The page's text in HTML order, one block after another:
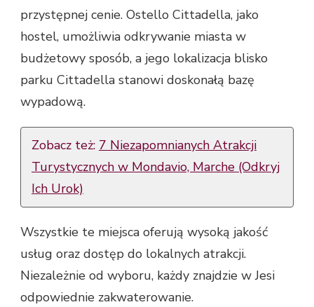
przystępnej cenie. Ostello Cittadella, jako
hostel, umożliwia odkrywanie miasta w
budżetowy sposób, a jego lokalizacja blisko
parku Cittadella stanowi doskonałą bazę
wypadową.
Zobacz też: 7 Niezapomnianych Atrakcji
Turystycznych w Mondavio, Marche (Odkryj
Ich Urok)
Wszystkie te miejsca oferują wysoką jakość
usług oraz dostęp do lokalnych atrakcji.
Niezależnie od wyboru, każdy znajdzie w Jesi
odpowiednie zakwaterowanie.